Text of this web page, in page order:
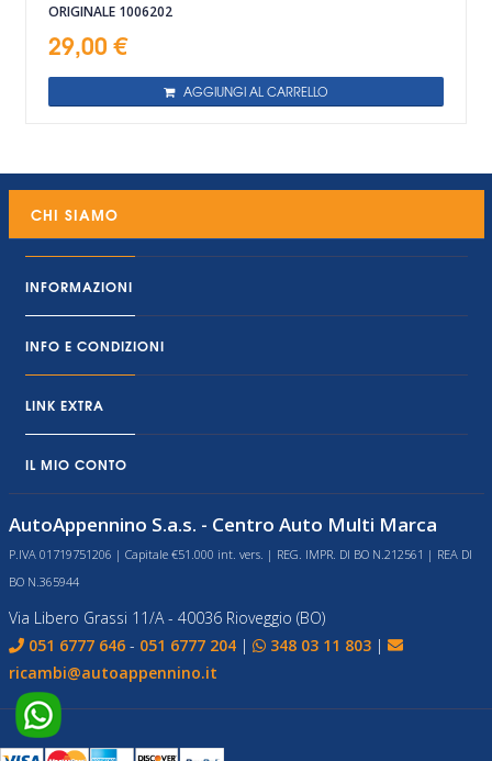
ORIGINALE 1006202
29,00 €
AGGIUNGI AL CARRELLO
CHI SIAMO
INFORMAZIONI
INFO E CONDIZIONI
LINK EXTRA
IL MIO CONTO
AutoAppennino S.a.s. - Centro Auto Multi Marca
P.IVA 01719751206 | Capitale €51.000 int. vers. | REG. IMPR. DI BO N.212561 | REA DI
BO N.365944
Via Libero Grassi 11/A - 40036 Rioveggio (BO)
051 6777 646 - 051 6777 204 | 348 03 11 803 |
ricambi@autoappennino.it